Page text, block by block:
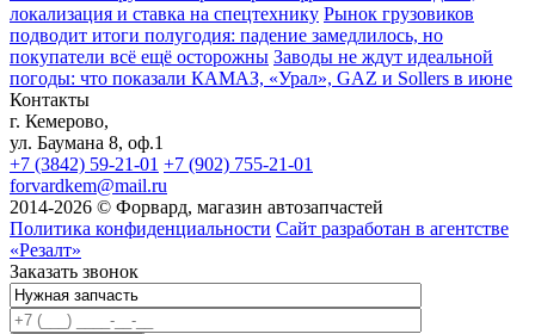
локализация и ставка на спецтехнику Рынок грузовиков
подводит итоги полугодия: падение замедлилось, но
покупатели всё ещё осторожны Заводы не ждут идеальной
погоды: что показали КАМАЗ, «Урал», GAZ и Sollers в июне
Контакты
г. Кемерово,
ул. Баумана 8, оф.1
+7 (3842) 59-21-01 +7 (902) 755-21-01
forvardkem@mail.ru
2014-2026 © Форвард, магазин автозапчастей
Политика конфиденциальности Сайт разработан в агентстве
«Резалт»
Заказать звонок